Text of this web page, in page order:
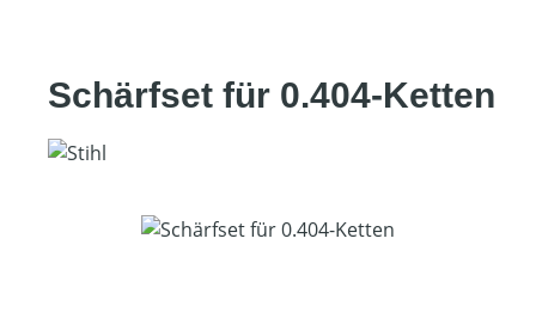
Schärfset für 0.404-Ketten
Bildergalerie überspringen